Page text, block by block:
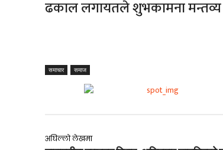
ढकाल लगायतले शुभकामना मन्तव्य
समाचार समाज
अघिल्लो लेखमा